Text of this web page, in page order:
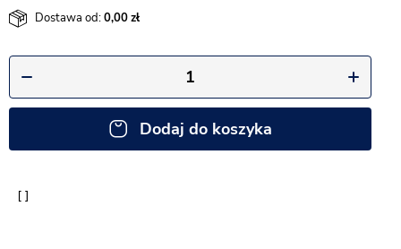
Dostawa od:0,00
Dodaj do koszyka